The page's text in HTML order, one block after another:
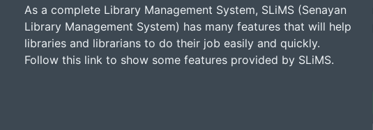
As a complete Library Management System, SLiMS (Senayan
Library Management System) has many features that will help
libraries and librarians to do their job easily and quickly.
Follow this link to show some features provided by SLiMS.